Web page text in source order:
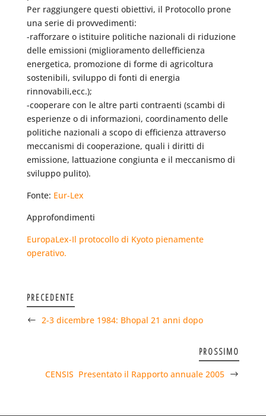
Per raggiungere questi obiettivi, il Protocollo prone
una serie di provvedimenti:
-rafforzare o istituire politiche nazionali di riduzione
delle emissioni (miglioramento dellefficienza
energetica, promozione di forme di agricoltura
sostenibili, sviluppo di fonti di energia
rinnovabili,ecc.);
-cooperare con le altre parti contraenti (scambi di
esperienze o di informazioni, coordinamento delle
politiche nazionali a scopo di efficienza attraverso
meccanismi di cooperazione, quali i diritti di
emissione, lattuazione congiunta e il meccanismo di
sviluppo pulito).
Fonte: Eur-Lex
Approfondimenti
EuropaLex-Il protocollo di Kyoto pienamente
operativo.
PRECEDENTE
2-3 dicembre 1984: Bhopal 21 anni dopo
PROSSIMO
CENSIS  Presentato il Rapporto annuale 2005